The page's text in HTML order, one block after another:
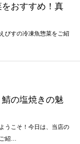
おすすめ！真
びすの冷凍魚惣菜をご紹
の塩焼きの魅
うこそ！今日は、当店の
紹…